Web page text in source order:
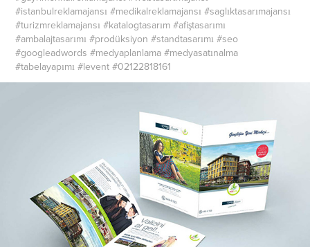
#istanbulreklamajansı #medikalreklamajansı #saglıktasarımajansı
#turizmreklamajansı #katalogtasarım #afiştasarımı
#ambalajtasarımı #prodüksiyon #standtasarımı #seo
#googleadwords #medyaplanlama #medyasatınalma
#tabelayapımı #levent #02122818161